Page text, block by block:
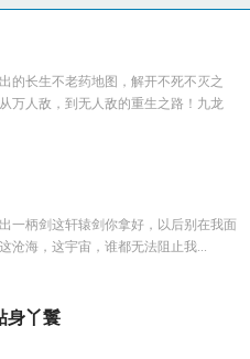
的长生不老药地图，解开不死不灭之
万人敌，到无人敌的重生之路！九龙
一柄剑这轩辕剑你拿好，以后别在我面
沧海，这宇宙，谁都无法阻止我...
身丫鬟